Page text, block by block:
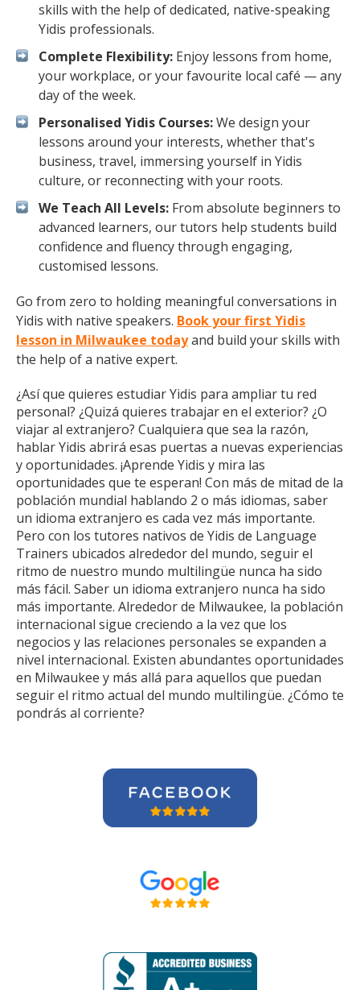
skills with the help of dedicated, native-speaking
Yidis professionals.
Complete Flexibility: Enjoy lessons from home,
your workplace, or your favourite local café — any
day of the week.
Personalised Yidis Courses:We design your
lessons around your interests, whether that's
business, travel, immersing yourself in Yidis
culture, or reconnecting with your roots.
We Teach All Levels: From absolute beginners to
advanced learners, our tutors help students build
confidence and fluency through engaging,
customised lessons.
Go from zero to holding meaningful conversations in
Yidis with native speakers. Book your first Yidis
lesson in Milwaukee todayand build your skills with
the help of a native expert.
¿Así que quieres estudiar Yidis para ampliar tu red
personal? ¿Quizá quieres trabajar en el exterior? ¿O
viajar al extranjero? Cualquiera que sea la razón,
hablar Yidis abrirá esas puertas a nuevas experiencias
y oportunidades. ¡Aprende Yidis y mira las
oportunidades que te esperan! Con más de mitad de la
población mundial hablando 2 o más idiomas, saber
un idioma extranjero es cada vez más importante.
Pero con los tutores nativos de Yidis de Language
Trainers ubicados alrededor del mundo, seguir el
ritmo de nuestro mundo multilingüe nunca ha sido
más fácil. Saber un idioma extranjero nunca ha sido
más importante. Alrededor de Milwaukee, la población
internacional sigue creciendo a la vez que los
negocios y las relaciones personales se expanden a
nivel internacional. Existen abundantes oportunidades
en Milwaukee y más allá para aquellos que puedan
seguir el ritmo actual del mundo multilingüe. ¿Cómo te
pondrás al corriente?